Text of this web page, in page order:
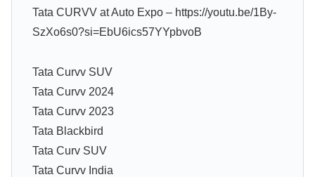
Tata CURVV at Auto Expo – https://youtu.be/1By-
SzXo6s0?si=EbU6ics57YYpbvoB
Tata Curvv SUV
Tata Curvv 2024
Tata Curvv 2023
Tata Blackbird
Tata Curv SUV
Tata Curvv India